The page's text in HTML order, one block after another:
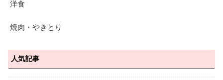
洋食
焼肉・やきとり
人気記事